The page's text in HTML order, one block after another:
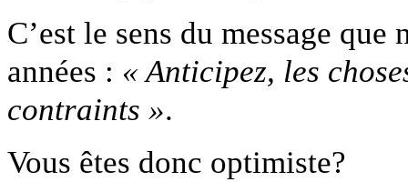
C’est le sens du message
années : « Anticipez, les
contraints ».
Vous êtes donc optimiste?